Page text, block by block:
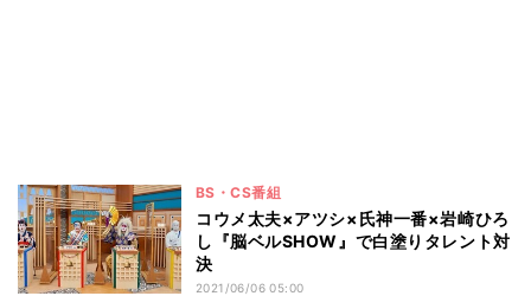
BS・CS番組
コウメ太夫×アツシ×氏神一番×岩崎ひろ
し『脳ベルSHOW』で白塗りタレント対
決
2021/06/06 05:00